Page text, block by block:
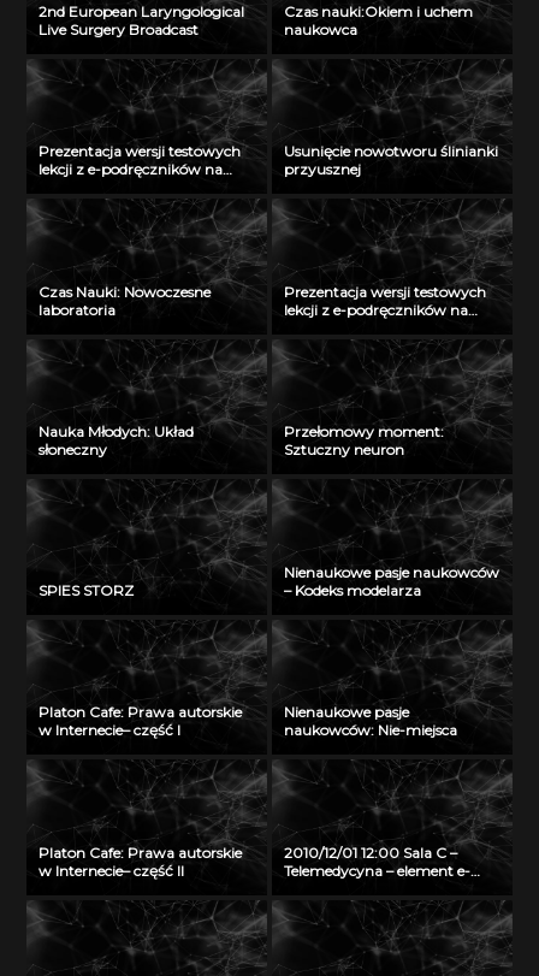
2nd European Laryngological
Live Surgery Broadcast
Czas nauki:Okiem i uchem
naukowca
Prezentacja wersji testowych
lekcji z e-podręczników na
Usunięcie nowotworu ślinianki
przyusznej
Czas Nauki: Nowoczesne
laboratoria
Prezentacja wersji testowych
lekcji z e-podręczników na
we Wrocławiu
Nauka Młodych: Układ
słoneczny
Przełomowy moment:
Sztuczny neuron
SPIES STORZ
Nienaukowe pasje naukowców
– Kodeks modelarza
Platon Cafe: Prawa autorskie
w Internecie– część I
Nienaukowe pasje
naukowców: Nie-miejsca
Platon Cafe: Prawa autorskie
w Internecie– część II
2010/12/01 12:00 Sala C –
Telemedycyna – element e-